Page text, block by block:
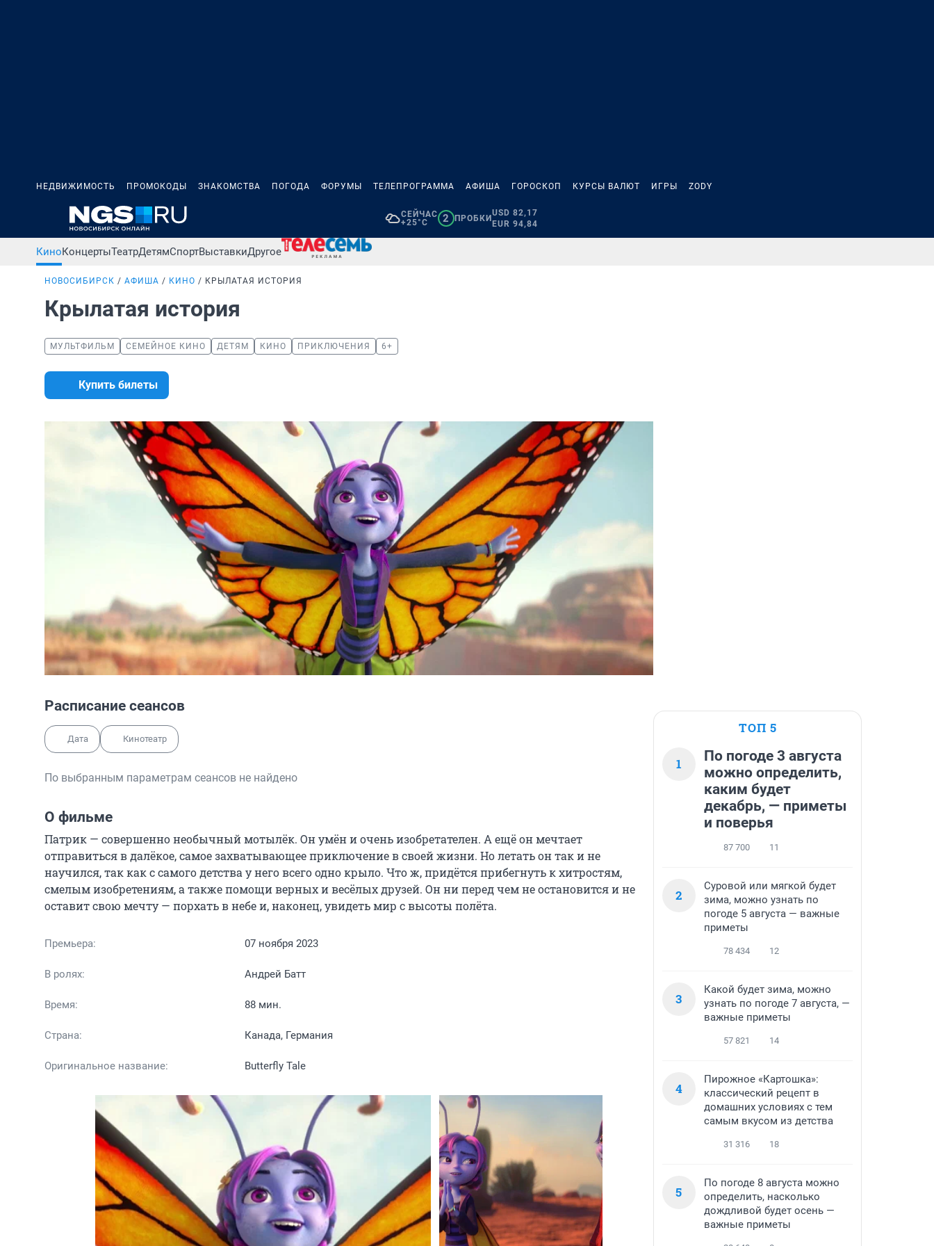
НЕДВИЖИМОСТЬ ПРОМОКОДЫ ЗНАКОМСТВА ПОГОДА ФОРУМЫ ТЕЛЕПРОГРАММА АФИША ГОРОСКОП КУРСЫ ВАЛЮТ ИГРЫ ZODY
СЕЙЧАС
+25°C
2 ПРОБКИ
USD 82,17
EUR 94,84
КиноКонцертыТеатрДетямСпортВыставкиДругое
НОВОСИБИРСК АФИША КИНО КРЫЛАТАЯ ИСТОРИЯ
Крылатая история
МУЛЬТФИЛЬМ СЕМЕЙНОЕ КИНО ДЕТЯМ КИНО ПРИКЛЮЧЕНИЯ 6+
Купить билеты
Расписание сеансов
Дата Кинотеатр
По выбранным параметрам сеансов не найдено
О фильме
Патрик — совершенно необычный мотылёк. Он умён и очень изобретателен. А ещё он мечтает
отправиться в далёкое, самое захватывающее приключение в своей жизни. Но летать он так и не
научился, так как с самого детства у него всего одно крыло. Что ж, придётся прибегнуть к хитростям,
смелым изобретениям, а также помощи верных и весёлых друзей. Он ни перед чем не остановится и не
оставит свою мечту — порхать в небе и, наконец, увидеть мир с высоты полёта.
Премьера: 07 ноября 2023
В ролях: Андрей Батт
Время: 88 мин.
Страна: Канада, Германия
Оригинальное название: Butterfly Tale
ТОП 5
1
По погоде 3 августа
можно определить,
каким будет
декабрь, — приметы
и поверья
87 700 11
2
Суровой или мягкой будет
зима, можно узнать по
погоде 5 августа — важные
приметы
78 434 12
3
Какой будет зима, можно
узнать по погоде 7 августа, —
важные приметы
57 821 14
4
Пирожное «Картошка»:
классический рецепт в
домашних условиях с тем
самым вкусом из детства
31 316 18
5
По погоде 8 августа можно
определить, насколько
дождливой будет осень —
важные приметы